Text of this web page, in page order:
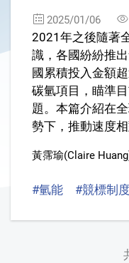
2025/01/06
2021年之後隨著
識，各國紛紛推
國累積投入金額
碳氫項目，瞄準
題。本篇介紹在
勢下，推動速度
黃霈瑜(Claire
#氫能 #競標制